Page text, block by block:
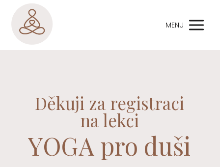
MENU
Děkuji za registraci
na lekci
YOGA pro duši